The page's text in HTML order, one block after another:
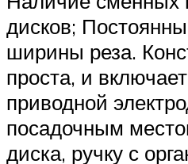
дисков;
ширины реза.
проста, и
приводной
посадочным
диска, ручку с